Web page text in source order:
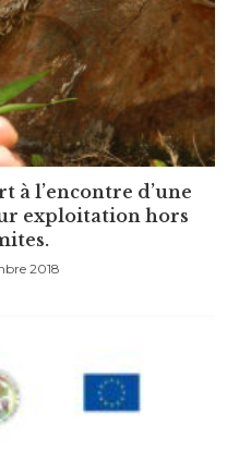
à l’encontre d’une
exploitation hors
2018